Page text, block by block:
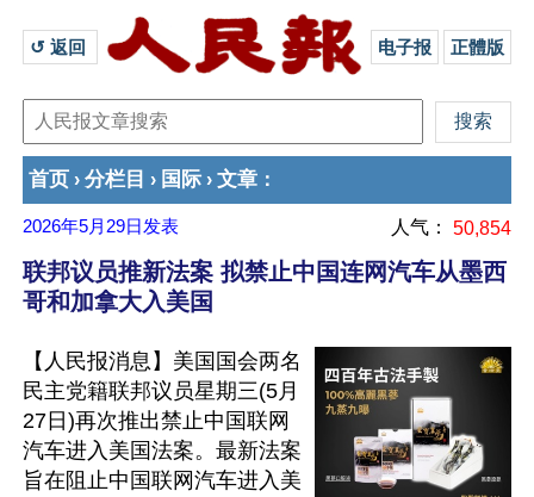
↺ 返回 电子报 正體版
首页 › 分栏目 › 国际 › 文章 ：
2026年5月29日 发表 人气： 50,854
联邦议员推新法案 拟禁止中国连网汽车从墨西
哥和加拿大入美国
【人民报消息】美国国会两名
民主党籍联邦议员星期三(5月
27日)再次推出禁止中国联网
汽车进入美国法案。最新法案
旨在阻止中国联网汽车进入美